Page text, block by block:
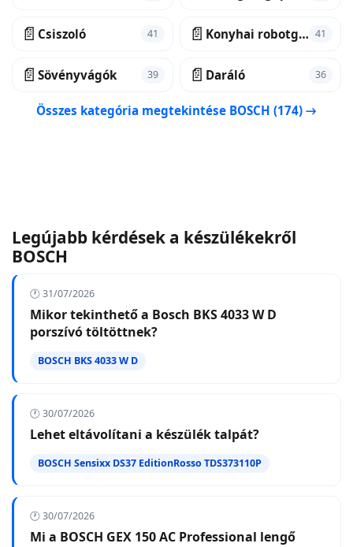
📄 Csiszoló 41 📄 Konyhai robotgép 41
📄 Sövényvágók 39 📄 Daráló 36
Összes kategória megtekintése BOSCH (174) →
Legújabb kérdések a készülékekről
BOSCH
🕐 31/07/2026
Mikor tekinthető a Bosch BKS 4033 W D
porszívó töltöttnek?
BOSCH BKS 4033 W D
🕐 30/07/2026
Lehet eltávolítani a készülék talpát?
BOSCH Sensixx DS37 EditionRosso TDS373110P
🕐 30/07/2026
Mi a BOSCH GEX 150 AC Professional lengő